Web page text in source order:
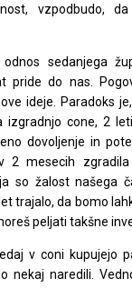
vzpodbudo,
odnos sedanjega
pride do nas.
ideje. Paradoks
izgradnjo cone, 2
dovoljenje in
2 mesecih zgradila
so žalost našega
trajalo, da bomo
peljati takšne
v coni kupujejo
nekaj naredili.